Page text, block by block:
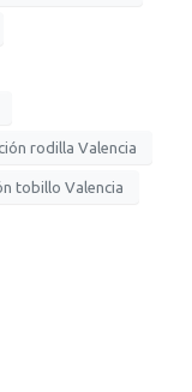
rodilla Valencia
tobillo Valencia